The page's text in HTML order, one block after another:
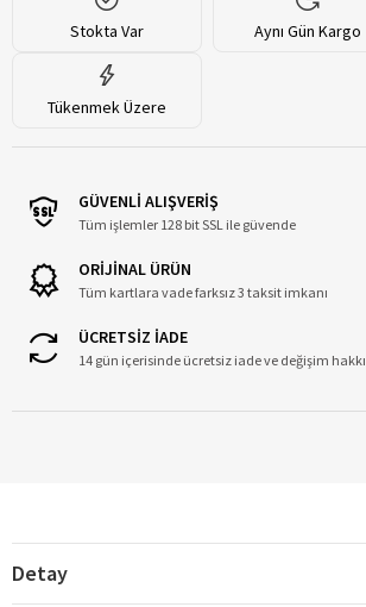
Stokta Var Aynı Gün Kargo
Tükenmek Üzere
GÜVENLİ ALIŞVERİŞ
Tüm işlemler 128 bit SSL ile güvende
ORİJİNAL ÜRÜN
Tüm kartlara vade farksız 3 taksit imkanı
ÜCRETSİZ İADE
14 gün içerisinde ücretsiz iade ve değişim hakkı
Detay